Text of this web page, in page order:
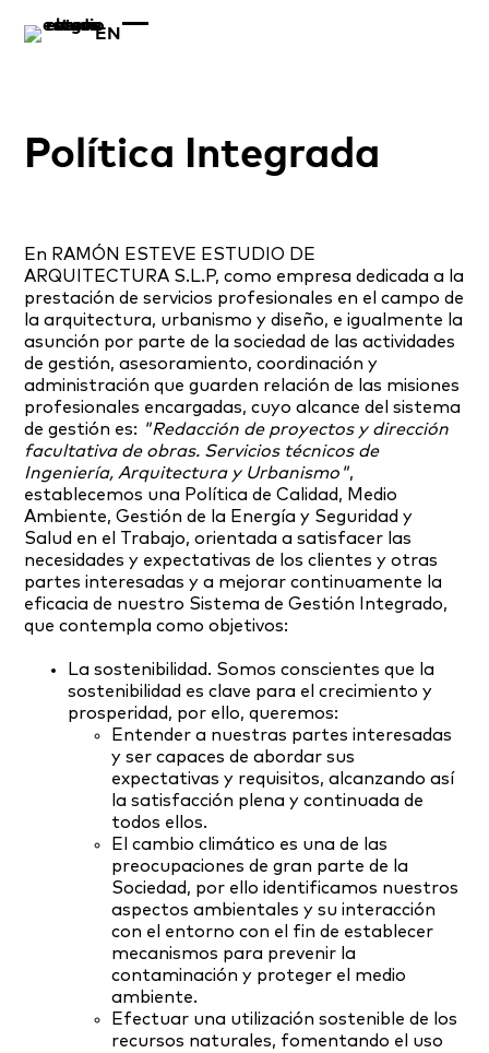
EN
Política Integrada
En RAMÓN ESTEVE ESTUDIO DE
ARQUITECTURA S.L.P, como empresa dedicada a la
prestación de servicios profesionales en el campo de
la arquitectura, urbanismo y diseño, e igualmente la
asunción por parte de la sociedad de las actividades
de gestión, asesoramiento, coordinación y
administración que guarden relación de las misiones
profesionales encargadas, cuyo alcance del sistema
de gestión es: "Redacción de proyectos y dirección
facultativa de obras. Servicios técnicos de
Ingeniería, Arquitectura y Urbanismo",
establecemos una Política de Calidad, Medio
Ambiente, Gestión de la Energía y Seguridad y
Salud en el Trabajo, orientada a satisfacer las
necesidades y expectativas de los clientes y otras
partes interesadas y a mejorar continuamente la
eficacia de nuestro Sistema de Gestión Integrado,
que contempla como objetivos:
La sostenibilidad. Somos conscientes que la
sostenibilidad es clave para el crecimiento y
prosperidad, por ello, queremos:
Entender a nuestras partes interesadas
y ser capaces de abordar sus
expectativas y requisitos, alcanzando así
la satisfacción plena y continuada de
todos ellos.
El cambio climático es una de las
preocupaciones de gran parte de la
Sociedad, por ello identificamos nuestros
aspectos ambientales y su interacción
con el entorno con el fin de establecer
mecanismos para prevenir la
contaminación y proteger el medio
ambiente.
Efectuar una utilización sostenible de los
recursos naturales, fomentando el uso